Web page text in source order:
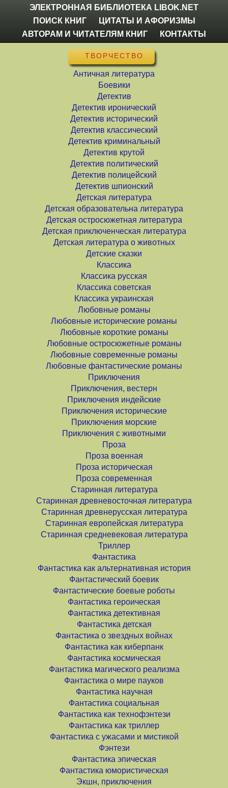
ЭЛЕКТРОННАЯ БИБЛИОТЕКА LIBOK.NET
ПОИСК КНИГ
ЦИТАТЫ И АФОРИЗМЫ
АВТОРАМ И ЧИТАТЕЛЯМ КНИГ
КОНТАКТЫ
ТВОРЧЕСТВО
Античная литература
Боевики
Детектив
Детектив иронический
Детектив исторический
Детектив классический
Детектив криминальный
Детектив крутой
Детектив политический
Детектив полицейский
Детектив шпионский
Детская литература
Детская образовательна литература
Детская остросюжетная литература
Детская приключенческая литература
Детская литература о животных
Детские сказки
Классика
Классика русская
Классика советская
Классика украинская
Любовные романы
Любовные исторические романы
Любовные короткие романы
Любовные остросюжетные романы
Любовные современные романы
Любовные фантастические романы
Приключения
Приключения, вестерн
Приключения индейские
Приключения исторические
Приключения морские
Приключения с животными
Проза
Проза военная
Проза историческая
Проза современная
Старинная литература
Старинная древневосточная литература
Старинная древнерусская литература
Старинная европейская литература
Старинная средневековая литература
Триллер
Фантастика
Фантастика как альтернативная история
Фантастический боевик
Фантастические боевые роботы
Фантастика героическая
Фантастика детективная
Фантастика детская
Фантастика о звездных войнах
Фантастика как киберпанк
Фантастика космическая
Фантастика магического реализма
Фантастика о мире пауков
Фантастика научная
Фантастика социальная
Фантастика как технофэнтези
Фантастика как триллер
Фантастика с ужасами и мистикой
Фэнтези
Фантастика эпическая
Фантастика юмористическая
Экшн, приключения